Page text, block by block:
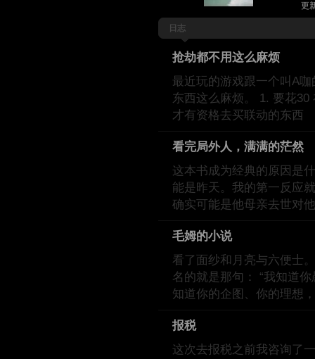
更
日志
抢劫都不用这么麻烦
最近玩的游戏跟一个叫A
东西这么麻烦。 1. 要花
才有资格去买联动的东西
看完局外人，满满的茫然
这本书成为经典的原因是
能是昨天。我的第一反应
确实可能是他母亲去世对
毛姆的小说
看了面纱和月亮与六便士
名的就是那句： “我知道
知道你的企图、你的理想
报税
这次去报税之前我咨询了